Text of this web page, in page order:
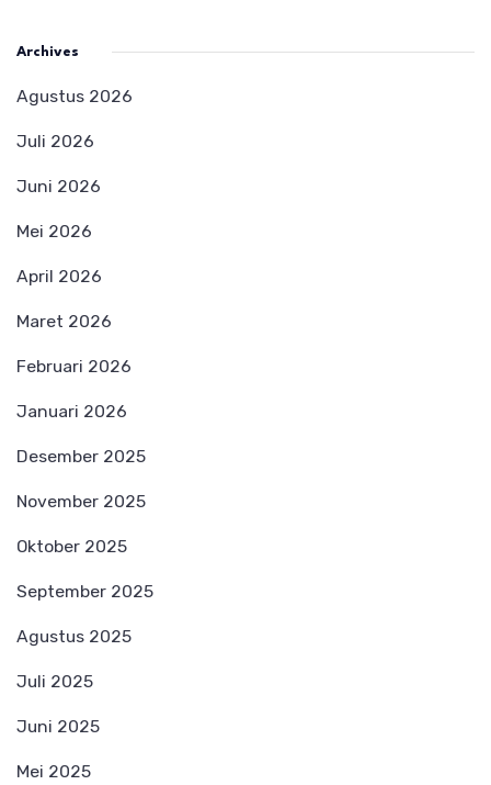
Archives
Agustus 2026
Juli 2026
Juni 2026
Mei 2026
April 2026
Maret 2026
Februari 2026
Januari 2026
Desember 2025
November 2025
Oktober 2025
September 2025
Agustus 2025
Juli 2025
Juni 2025
Mei 2025